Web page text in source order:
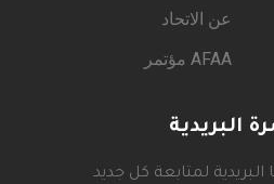
عن الاتحاد
AFAA مؤتمر
البريدية
لمتابعة كل جديد